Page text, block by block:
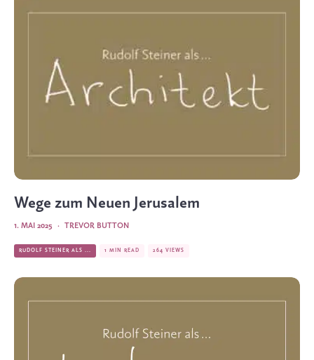
Wege zum Neuen Jerusalem
TREVOR BUTTON
·
1. MAI 2025
RUDOLF STEINER ALS ... 1 MIN READ 264 VIEWS